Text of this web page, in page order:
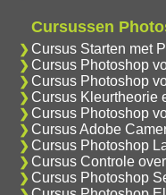
Cursussen
Cursus Starten met
Cursus Photoshop
Cursus Photoshop
Cursus Kleurtheorie
Cursus Photoshop
Cursus Adobe
Cursus Photoshop
Cursus Controle
Cursus Photoshop